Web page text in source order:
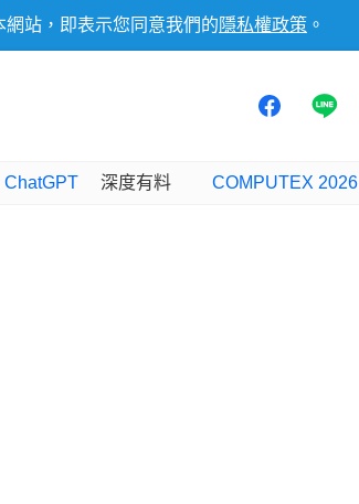
站，即表示您同意我們的 隱私權政策 。
ChatGPT 深度有料 COMPUTEX 2026